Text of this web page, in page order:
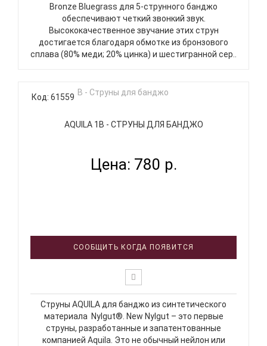
Bronze Bluegrass для 5-струнного банджо
обеспечивают четкий звонкий звук.
Высококачественное звучание этих струн
достигается благодаря обмотке из бронзового
сплава (80% меди; 20% цинка) и шестигранной сер..
Код: 61559
AQUILA 1B - СТРУНЫ ДЛЯ БАНДЖО
Цена: 780 р.
СООБЩИТЬ КОГДА ПОЯВИТСЯ
Струны AQUILA для банджо из синтетического
материала Nylgut®. New Nylgut – это первые
струны, разработанные и запатентованные
компанией Aquila. Это не обычный нейлон или